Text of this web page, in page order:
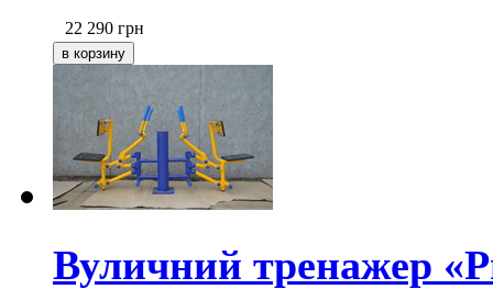
22 290 грн
Вуличний тренажер